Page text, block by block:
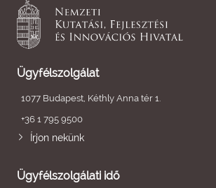
Ügyfélszolgálat
1077 Budapest, Kéthly Anna tér 1.
+36 1 795 9500
Írjon nekünk
Ügyfélszolgálati idő